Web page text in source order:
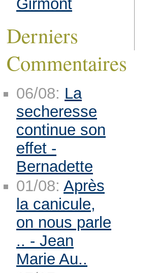
Girmont
Derniers
Commentaires
06/08: La
secheresse
continue son
effet -
Bernadette
01/08: Après
la canicule,
on nous parle
.. - Jean
Marie Au..